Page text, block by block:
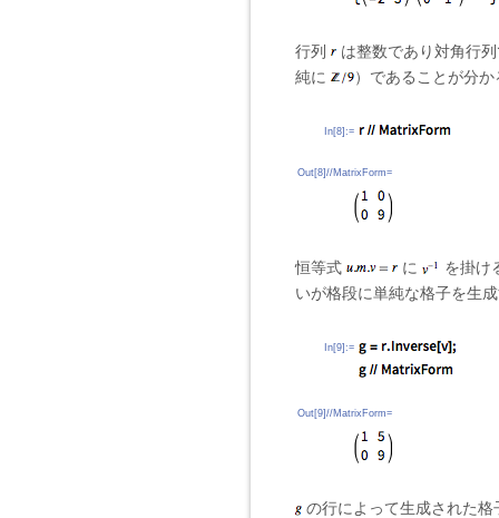
行列
は整数であり対角行
純に
）であることが分か
In[8]:=
Out[8]//MatrixForm=
恒等式 に
を掛け
いが格段に単純な格子を生
In[9]:=
Out[9]//MatrixForm=
の行によって生成された格